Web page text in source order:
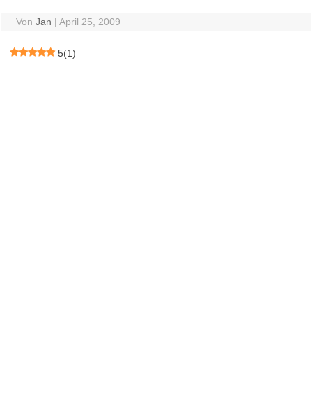
Von Jan | April 25, 2009
5(1)